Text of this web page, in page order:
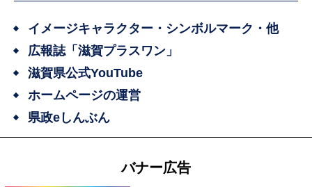
イメージキャラクター・シンボルマーク・他
広報誌「滋賀プラスワン」
滋賀県公式YouTube
ホームページの運営
県政eしんぶん
バナー広告